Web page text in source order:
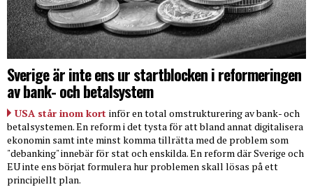
Sverige är inte ens ur startblocken i reformeringen
av bank- och betalsystem
USA står inom kort inför en total omstrukturering av bank- och
betalsystemen. En reform i det tysta för att bland annat digitalisera
ekonomin samt inte minst komma tillrätta med de problem som
"debanking" innebär för stat och enskilda. En reform där Sverige och
EU inte ens börjat formulera hur problemen skall lösas på ett
principiellt plan.